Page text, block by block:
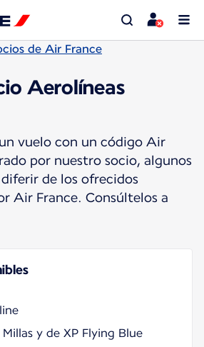
de Air France
Aerolíneas
vuelo con un código Air
por nuestro socio, algunos
de los ofrecidos
Air France. Consúltelos a
y de XP Flying Blue